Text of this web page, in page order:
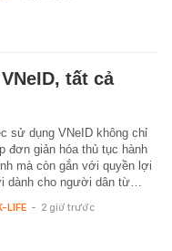
tất cả
sử dụng VNeID không chỉ
đơn giản hóa thủ tục hành
mà còn gắn với quyền lợi
dành cho người dân từ…
LIFE - 2 giờ trước